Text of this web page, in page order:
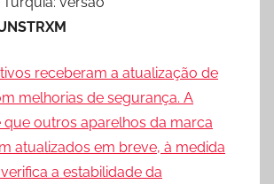
receberam a atualização de
melhorias de segurança. A
que outros aparelhos da marca
atualizados em breve, à medida
a estabilidade da